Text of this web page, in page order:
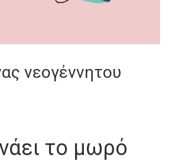
νεογέννητου
το μωρό